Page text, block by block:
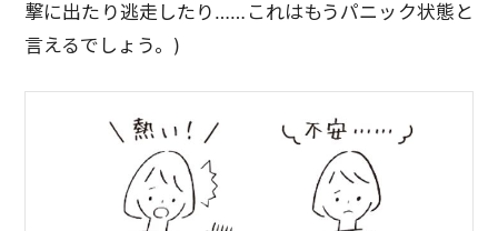
撃に出たり逃走したり……これはもうパニック状態と
言えるでしょう。)